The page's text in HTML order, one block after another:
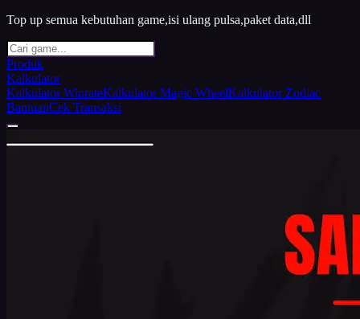
Top up semua kebutuhan game,isi ulang pulsa,paket data,dll
Produk
Kalkulator
Kalkulator WinrateKalkulator Magic WheelKalkulator Zodiac
BantuanCek Transaksi